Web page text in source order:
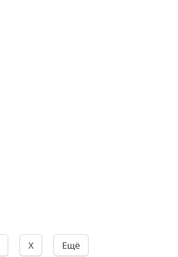
X Ещё